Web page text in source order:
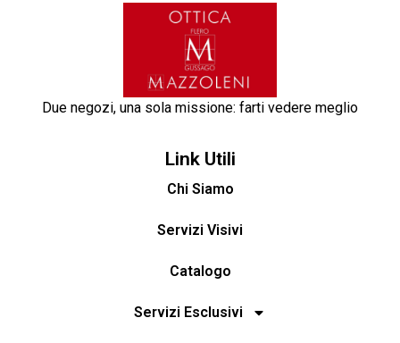
Due negozi, una sola missione: farti vedere meglio
Link Utili
Chi Siamo
Servizi Visivi
Catalogo
Servizi Esclusivi